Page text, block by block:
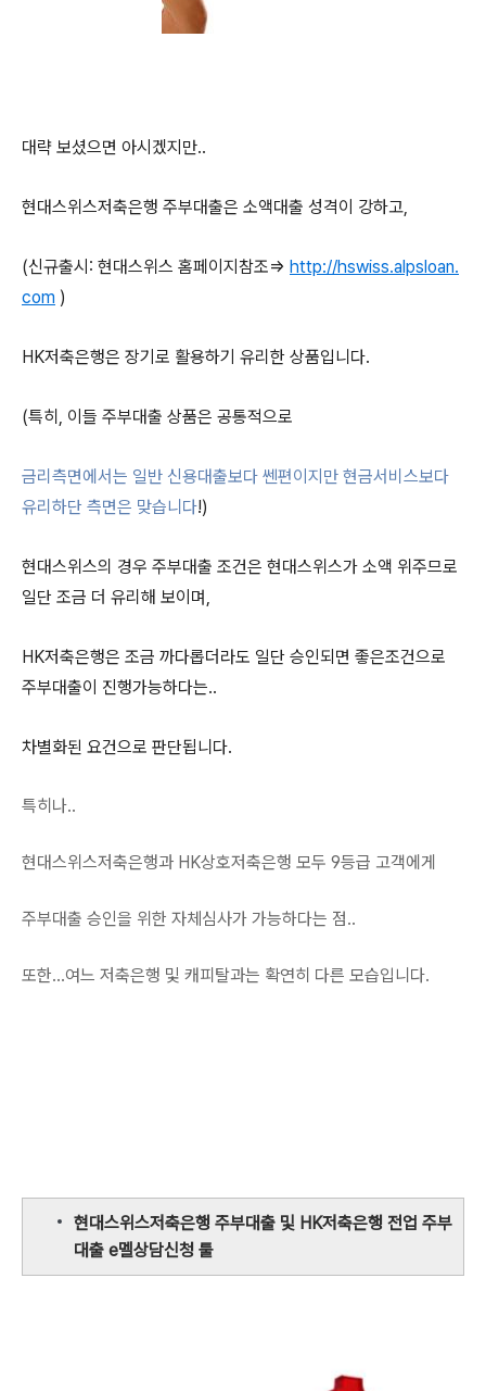
대략 보셨으면 아시겠지만..
현대스위스저축은행 주부대출은 소액대출 성격이 강하고,
(신규출시: 현대스위스 홈페이지참조=> http://hswiss.alpsloan.
com )
HK저축은행은 장기로 활용하기 유리한 상품입니다.
(특히, 이들 주부대출 상품은 공통적으로
금리측면에서는 일반 신용대출보다 쎈편이지만 현금서비스보다
유리하단 측면은 맞습니다!)
현대스위스의 경우 주부대출 조건은 현대스위스가 소액 위주므로
일단 조금 더 유리해 보이며,
HK저축은행은 조금 까다롭더라도 일단 승인되면 좋은조건으로
주부대출이 진행가능하다는..
차별화된 요건으로 판단됩니다.
특히나..
현대스위스저축은행과 HK상호저축은행 모두 9등급 고객에게
주부대출 승인을 위한 자체심사가 가능하다는 점..
또한...여느 저축은행 및 캐피탈과는 확연히 다른 모습입니다.
현대스위스저축은행 주부대출 및 HK저축은행 전업 주부
대출 e멜상담신청 툴